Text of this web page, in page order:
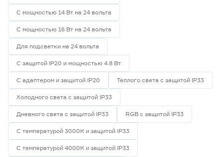
С мощностью 14 Вт на 24 вольта
С мощностью 16 Вт на 24 вольта
Для подсветки на 24 вольта
С защитой IP20 и мощностью 4.8 Вт
С адаптером и защитой IP20 Теплого света с защитой IP33
Холодного света с защитой IP33
Дневного света с защитой IP33 RGB с защитой IP33
С температурой 3000К и защитой IP33
С температурой 4000К и защитой IP33